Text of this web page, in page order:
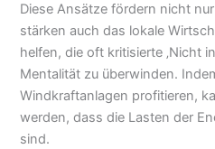
Diese Ansätze fördern nicht
stärken auch das lokale
helfen, die oft kritisierte ‚Nicht
Mentalität zu überwinden.
Windkraftanlagen profitieren,
werden, dass die Lasten der
sind.